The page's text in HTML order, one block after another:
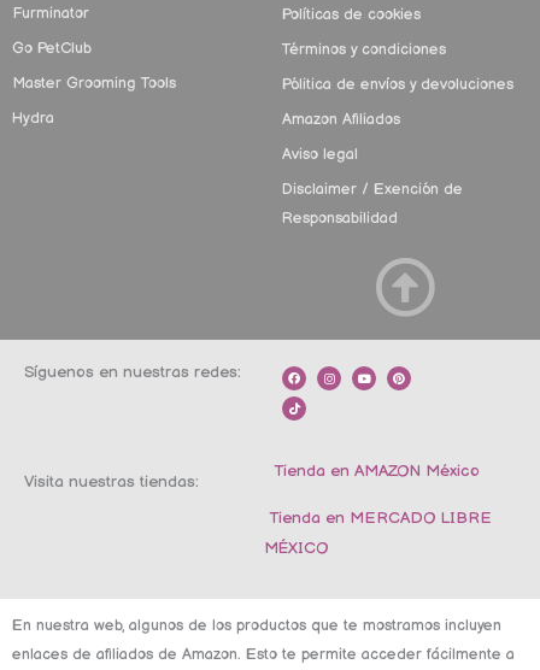
Furminator
Go PetClub
Master Grooming Tools
Hydra
Políticas de cookies
Términos y condiciones
Pólitica de envíos y devoluciones
Amazon Afiliados
Aviso legal
Disclaimer / Exención de
Responsabilidad
Síguenos en nuestras redes:
F
a
c
e
b
I
n
s
m
Y
o
u
P
i
n
t
T
i
k
t
o
Visita nuestras tiendas:
Tienda en AMAZON México
Tienda en MERCADO LIBRE
MÉXICO
En nuestra web, algunos de los productos que te mostramos incluyen
enlaces de afiliados de Amazon. Esto te permite acceder fácilmente a